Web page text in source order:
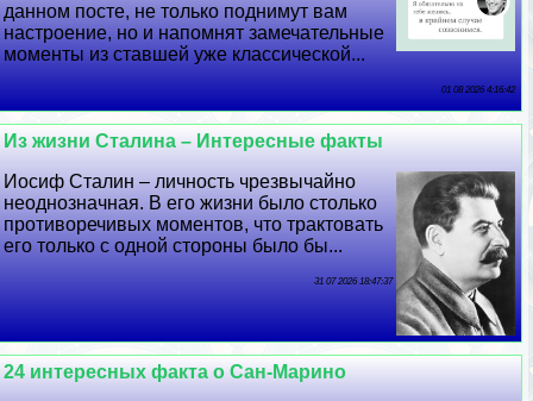
данном посте, не только поднимут вам
настроение, но и напомнят замечательные
моменты из ставшей уже классической...
01 08 2026 4:16:42
Из жизни Сталина – Интересные факты
Иосиф Сталин – личность чрезвычайно
неоднозначная. В его жизни было столько
противоречивых моментов, что тpaктовать
его только с одной стороны было бы...
31 07 2026 18:47:37
24 интересных факта о Сан-Марино